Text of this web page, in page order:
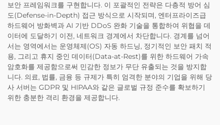
보안 프레임워크를 구현합니다. 이 포괄적인 전략은 다층적 방어 심
도(Defense-in-Depth) 접근 방식으로 시작되며, 엔터프라이즈급
하드웨어 방화벽과 AI 기반 DDoS 완화 기술을 통합하여 위협을 데
이터에 도달하기 이전, 네트워크 경계에서 차단합니다. 경계를 넘어
서는 영역에서는 운영체제(OS) 자동 하드닝, 정기적인 보안 패치 적
용, 그리고 휴지 중인 데이터(Data-at-Rest)를 위한 하드웨어 가속
암호화를 제공함으로써 민감한 정보가 무단 유출되는 것을 방지합
니다. 의료, 법률, 금융 등 규제가 특히 엄격한 분야의 기업을 위해 당
사 서버는 GDPR 및 HIPAA와 같은 글로벌 규정 준수를 확보하기
위한 충분한 격리 환경을 제공합니다.